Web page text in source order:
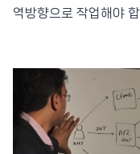
역방향으로 작업해야